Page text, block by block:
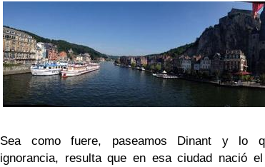
Sea como fuere, paseamos Dinant y lo
ignorancia, resulta que en esa ciudad nació